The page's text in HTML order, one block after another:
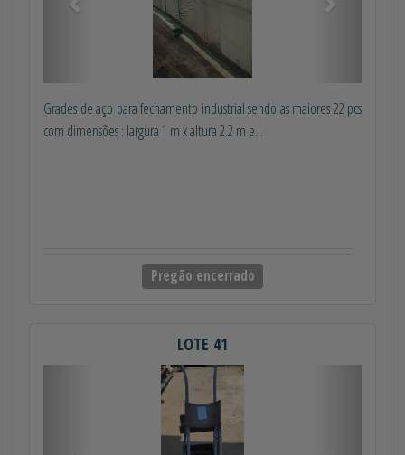
Grades de aço para fechamento industrial sendo as maiores 22 pcs
com dimensões : largura 1 m x altura 2.2 m e...
Pregão encerrado
LOTE 41